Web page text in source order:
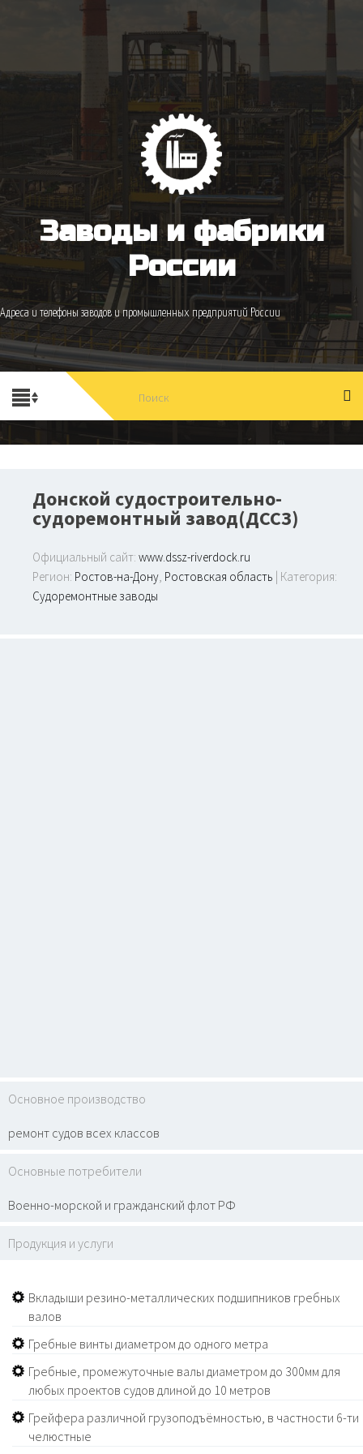
Заводы и фабрики
России
Адреса и телефоны заводов и промышленных предприятий России
Донской судостроительно-
судоремонтный завод(ДССЗ)
Официальный сайт: www.dssz-riverdock.ru
Регион: Ростов-на-Дону, Ростовская область | Категория:
Судоремонтные заводы
Основное производство
ремонт судов всех классов
Основные потребители
Военно-морской и гражданский флот РФ
Продукция и услуги
Вкладыши резино-металлических подшипников гребных
валов
Гребные винты диаметром до одного метра
Гребные, промежуточные валы диаметром до 300мм для
любых проектов судов длиной до 10 метров
Грейфера различной грузоподъёмностью, в частности 6-ти
челюстные